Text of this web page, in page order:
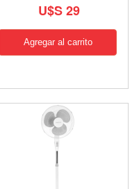
U$S 29